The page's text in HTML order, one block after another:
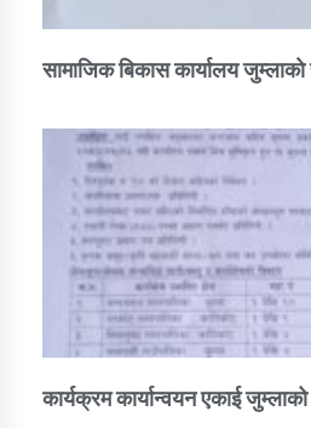
सामाजिक बिकास कार्यालय
कार्यक्रम कार्यान्वयन एकाई